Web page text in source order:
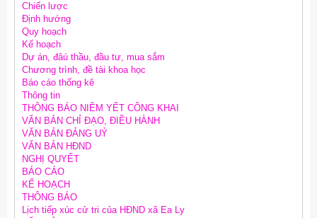
Chiến lược
Định hướng
Quy hoạch
Kế hoạch
Dự án, đâú thầu, đầu tư, mua sắm
Chương trình, đề tài khoa học
Báo cáo thống kê
Thông tin
THÔNG BÁO NIÊM YẾT CÔNG KHAI
VĂN BẢN CHỈ ĐẠO, ĐIỀU HÀNH
VĂN BẢN ĐẢNG UỶ
VĂN BẢN HĐND
NGHỊ QUYẾT
BÁO CÁO
KẾ HOẠCH
THÔNG BÁO
Lịch tiếp xúc cử tri của HĐND xã Ea Ly